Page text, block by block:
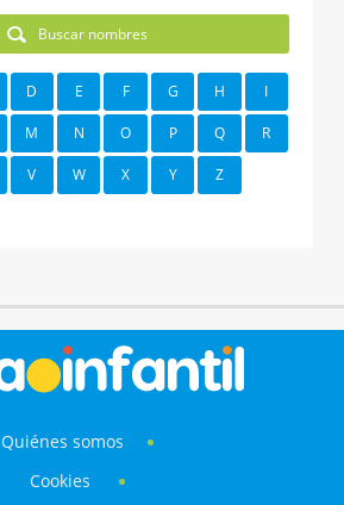
Buscar nombres
D E F G H I
M N O P Q R
V W X Y Z
Quiénes somos
Cookies